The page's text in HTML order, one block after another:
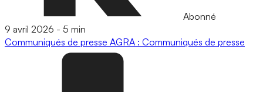
Abonné
9 avril 2026 - 5 min
Communiqués de presse AGRA : Communiqués de presse